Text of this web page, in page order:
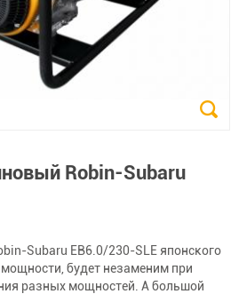
Robin-Subaru
Subaru EB6.0/230-SLE японского
будет незаменим при
разных мощностей. А большой